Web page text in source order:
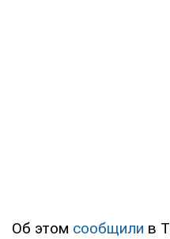
Об этом сообщили в